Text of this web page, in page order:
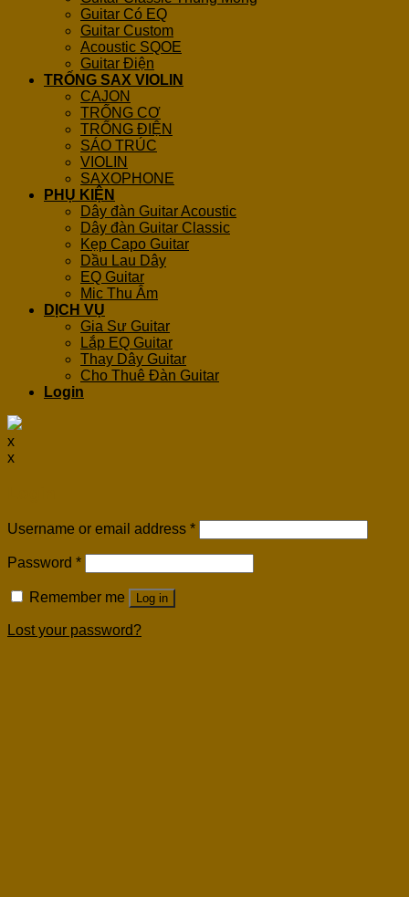
Guitar Có EQ
Guitar Custom
Acoustic SQOE
Guitar Điện
TRỐNG SAX VIOLIN
CAJON
TRỐNG CƠ
TRỐNG ĐIỆN
SÁO TRÚC
VIOLIN
SAXOPHONE
PHỤ KIỆN
Dây đàn Guitar Acoustic
Dây đàn Guitar Classic
Kẹp Capo Guitar
Dầu Lau Dây
EQ Guitar
Mic Thu Âm
DỊCH VỤ
Gia Sư Guitar
Lắp EQ Guitar
Thay Dây Guitar
Cho Thuê Đàn Guitar
Login
x
x
Username or email address *
Password *
Remember me Log in
Lost your password?